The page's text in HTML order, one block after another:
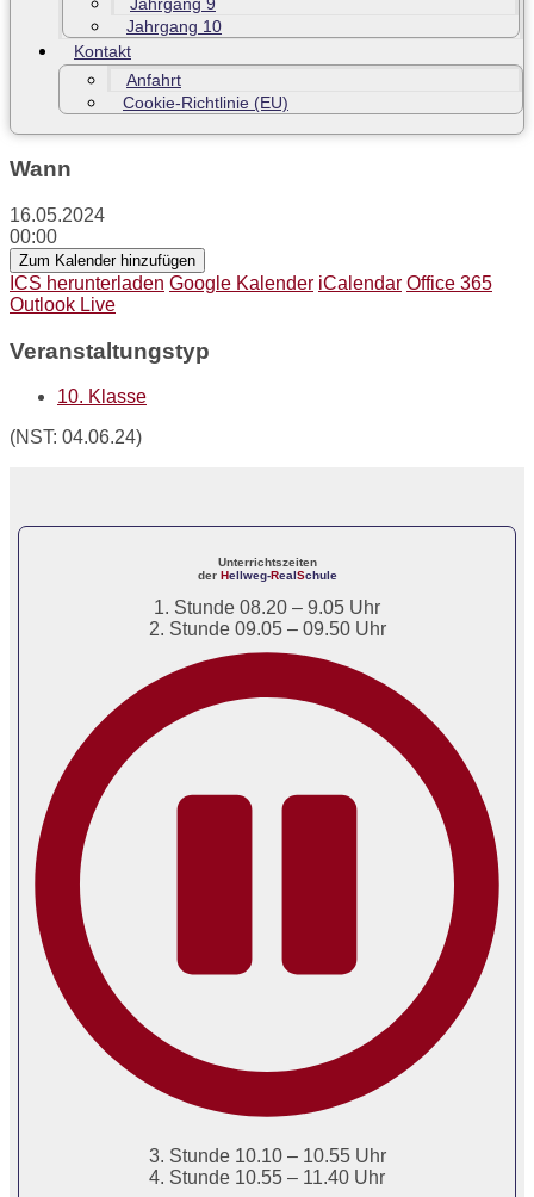
Jahrgang 10
Kontakt
Anfahrt
Cookie-Richtlinie (EU)
Wann
16.05.2024
00:00
Zum Kalender hinzufügen
ICS herunterladen Google Kalender iCalendar Office 365
Outlook Live
Veranstaltungstyp
10. Klasse
(NST: 04.06.24)
Unterrichtszeiten
der Hellweg-RealSchule
1. Stunde 08.20 – 9.05 Uhr
2. Stunde 09.05 – 09.50 Uhr
3. Stunde 10.10 – 10.55 Uhr
4. Stunde 10.55 – 11.40 Uhr